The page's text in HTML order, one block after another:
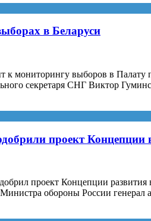
в Беларуси
выборов в Палату
секретаря СНГ Виктор
проект Концепции
проект Концепции развития
обороны России генерал